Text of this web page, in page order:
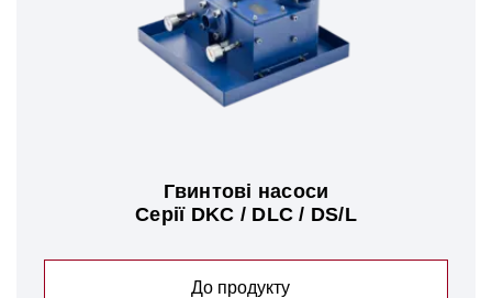
Гвинтові насоси
Серії DKC / DLC / DS/L
До продукту